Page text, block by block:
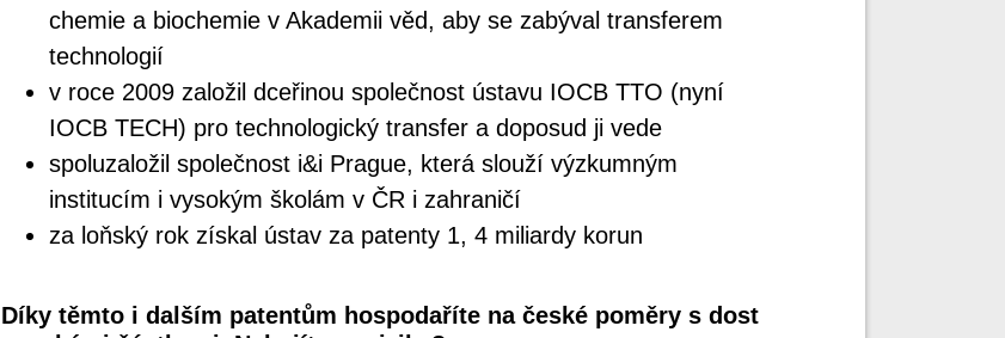
chemie a biochemie v Akademii věd, aby se zabýval transferem
technologií
v roce 2009 založil dceřinou společnost ústavu IOCB TTO (nyní
IOCB TECH) pro technologický transfer a doposud ji vede
spoluzaložil společnost i&i Prague, která slouží výzkumným
institucím i vysokým školám v ČR i zahraničí
za loňský rok získal ústav za patenty 1, 4 miliardy korun
Díky těmto i dalším patentům hospodaříte na české poměry s dost